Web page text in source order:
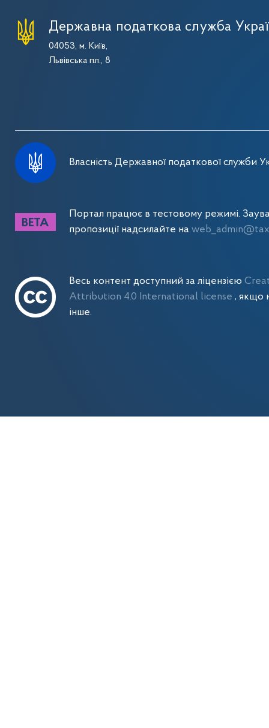
Державна податкова служба
04053, м. Київ,
Львівська пл., 8
Власність Державної податкової служби
Портал працює в тестовому режимі.
пропозиції надсилайте на
Весь контент доступний за ліцензією
Attribution 4.0 International license , якщо
інше.